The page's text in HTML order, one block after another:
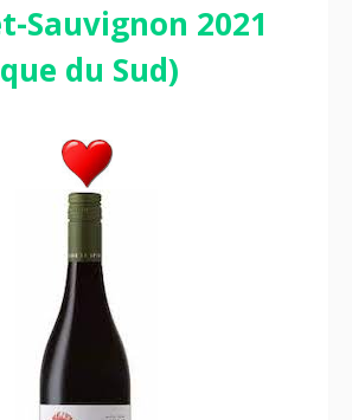
Sauvignon 2021
du Sud)